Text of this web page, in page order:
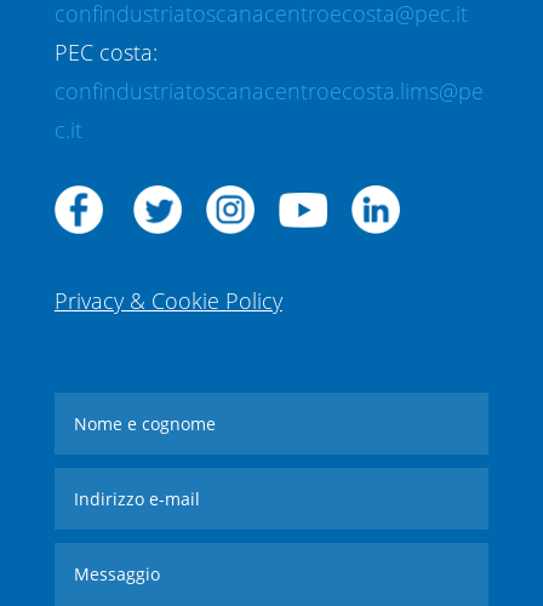
confindustriatoscanacentroecosta@pec.it
PEC costa:
confindustriatoscanacentroecosta.lims@pe
c.it
Privacy & Cookie Policy